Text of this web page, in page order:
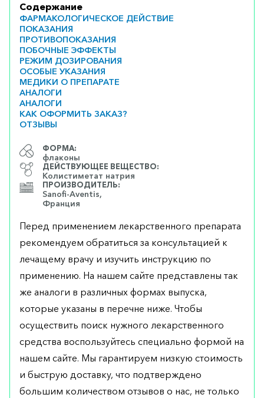
Содержание
ФАРМАКОЛОГИЧЕСКОЕ ДЕЙСТВИЕ
ПОКАЗАНИЯ
ПРОТИВОПОКАЗАНИЯ
ПОБОЧНЫЕ ЭФФЕКТЫ
РЕЖИМ ДОЗИРОВАНИЯ
ОСОБЫЕ УКАЗАНИЯ
МЕДИКИ О ПРЕПАРАТЕ
АНАЛОГИ
АНАЛОГИ
КАК ОФОРМИТЬ ЗАКАЗ?
ОТЗЫВЫ
ФОРМА:
флаконы
ДЕЙСТВУЮЩЕЕ ВЕЩЕСТВО:
Колистиметат натрия
ПРОИЗВОДИТЕЛЬ:
Sanofi-Aventis,
Франция
Перед применением лекарственного препарата
рекомендуем обратиться за консультацией к
лечащему врачу и изучить инструкцию по
применению. На нашем сайте представлены так
же аналоги в различных формах выпуска,
которые указаны в перечне ниже. Чтобы
осуществить поиск нужного лекарственного
средства воспользуйтесь специально формой на
нашем сайте. Мы гарантируем низкую стоимость
и быструю доставку, что подтверждено
большим количеством отзывов о нас, не только